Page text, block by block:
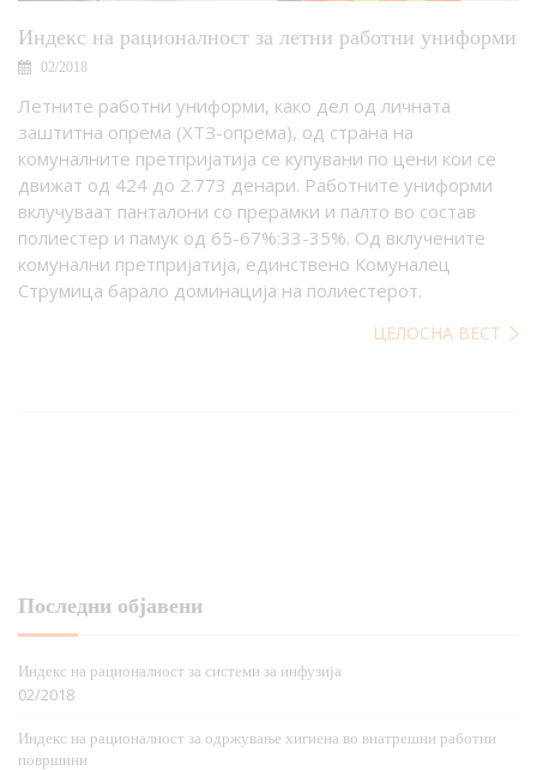
Индекс на рационалност за летни работни униформи
02/2018
Летните работни униформи, како дел од личната
заштитна опрема (ХТЗ-опрема), од страна на
комуналните претпријатија се купувани по цени кои се
движат од 424 до 2.773 денари. Работните униформи
вклучуваат панталони со прерамки и палто во состав
полиестер и памук од 65-67%:33-35%. Од вклучените
комунални претпријатија, единствено Комуналец
Струмица барало доминација на полиестерот.
ЦЕЛОСНА ВЕСТ
Последни објавени
Индекс на рационалност за системи за инфузија
02/2018
Индекс на рационалност за одржување хигиена во внатрешни работни
површини